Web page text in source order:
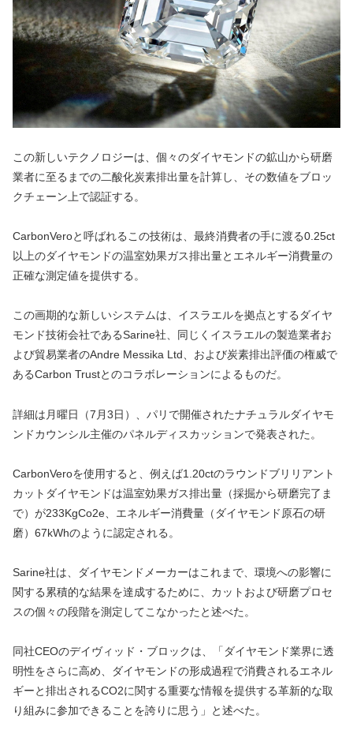
この新しいテクノロジーは、個々のダイヤモンドの鉱山から研磨
業者に至るまでの二酸化炭素排出量を計算し、その数値をブロッ
クチェーン上で認証する。
CarbonVeroと呼ばれるこの技術は、最終消費者の手に渡る0.25ct
以上のダイヤモンドの温室効果ガス排出量とエネルギー消費量の
正確な測定値を提供する。
この画期的な新しいシステムは、イスラエルを拠点とするダイヤ
モンド技術会社であるSarine社、同じくイスラエルの製造業者お
よび貿易業者のAndre Messika Ltd、および炭素排出評価の権威で
あるCarbon Trustとのコラボレーションによるものだ。
詳細は月曜日（7月3日）、パリで開催されたナチュラルダイヤモ
ンドカウンシル主催のパネルディスカッションで発表された。
CarbonVeroを使用すると、例えば1.20ctのラウンドブリリアント
カットダイヤモンドは温室効果ガス排出量（採掘から研磨完了ま
で）が233KgCo2e、エネルギー消費量（ダイヤモンド原石の研
磨）67kWhのように認定される。
Sarine社は、ダイヤモンドメーカーはこれまで、環境への影響に
関する累積的な結果を達成するために、カットおよび研磨プロセ
スの個々の段階を測定してこなかったと述べた。
同社CEOのデイヴィッド・ブロックは、「ダイヤモンド業界に透
明性をさらに高め、ダイヤモンドの形成過程で消費されるエネル
ギーと排出されるCO2に関する重要な情報を提供する革新的な取
り組みに参加できることを誇りに思う」と述べた。